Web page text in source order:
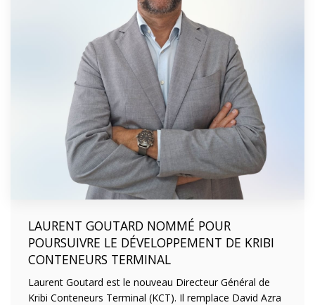
LAURENT GOUTARD NOMMÉ POUR
POURSUIVRE LE DÉVELOPPEMENT DE KRIBI
CONTENEURS TERMINAL
Laurent Goutard est le nouveau Directeur Général de
Kribi Conteneurs Terminal (KCT). Il remplace David Azra